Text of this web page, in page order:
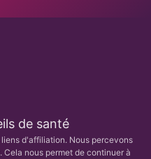
de santé
d'affiliation. Nous percevons
Cela nous permet de continuer à